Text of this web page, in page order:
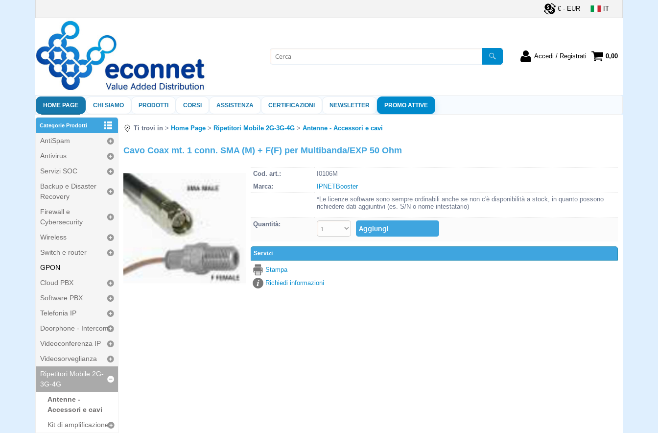
€ - EUR IT
Accedi / Registrati
nome utente e la password e poi
clicca sul pulsante "Accedi"
Hai perso la password?
0,00
HOME PAGE CHI SIAMO PRODOTTI CORSI ASSISTENZA CERTIFICAZIONI NEWSLETTER PROMO ATTIVE
Categorie Prodotti
AntiSpam
Antivirus
Servizi SOC
Backup e Disaster
Recovery
Firewall e
Cybersecurity
Wireless
Switch e router
GPON
Cloud PBX
Software PBX
Telefonia IP
Doorphone - Intercom
Videoconferenza IP
Videosorveglianza
Ripetitori Mobile 2G-
3G-4G
Antenne -
Accessori e cavi
Kit di amplificazione
Ti trovi in Home Page Ripetitori Mobile 2G-3G-4G Antenne - Accessori e cavi
Cavo Coax mt. 1 conn. SMA (M) + F(F) per Multibanda/EXP 50 Ohm
Cod. art.:
I0106M
Marca:
IPNETBooster
*Le licenze software sono sempre ordinabili anche se non c'è disponibilità a stock, in quanto possono
richiedere dati aggiuntivi (es. S/N o nome intestatario)
Quantità:
Servizi
Stampa
Richiedi informazioni